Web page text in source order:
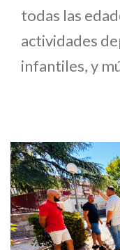
todas las
actividades
infantiles, y